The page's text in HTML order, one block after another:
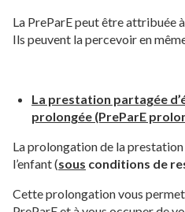
La PreParE peut être attribuée
Ils peuvent la percevoir en
La prestation partagée
prolongée (PreParE
La prolongation de la
l’enfant (sous conditions de
Cette prolongation vous